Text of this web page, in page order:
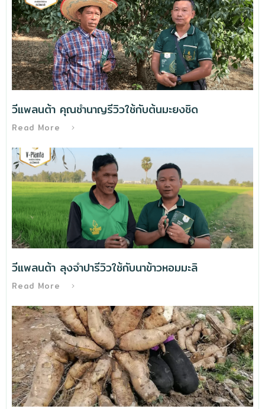
วีแพลนต้า คุณชำนาญรีวิวใช้กับต้นมะยงชิด
Read More
วีแพลนต้า ลุงจำปารีวิวใช้กับนาข้าวหอมมะลิ
Read More